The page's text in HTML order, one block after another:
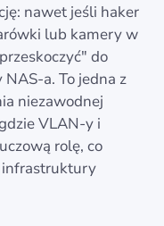
nawet jeśli haker
lub kamery w
do
a. To jedna z
niezawodnej
VLAN-y i
rolę, co
infrastruktury